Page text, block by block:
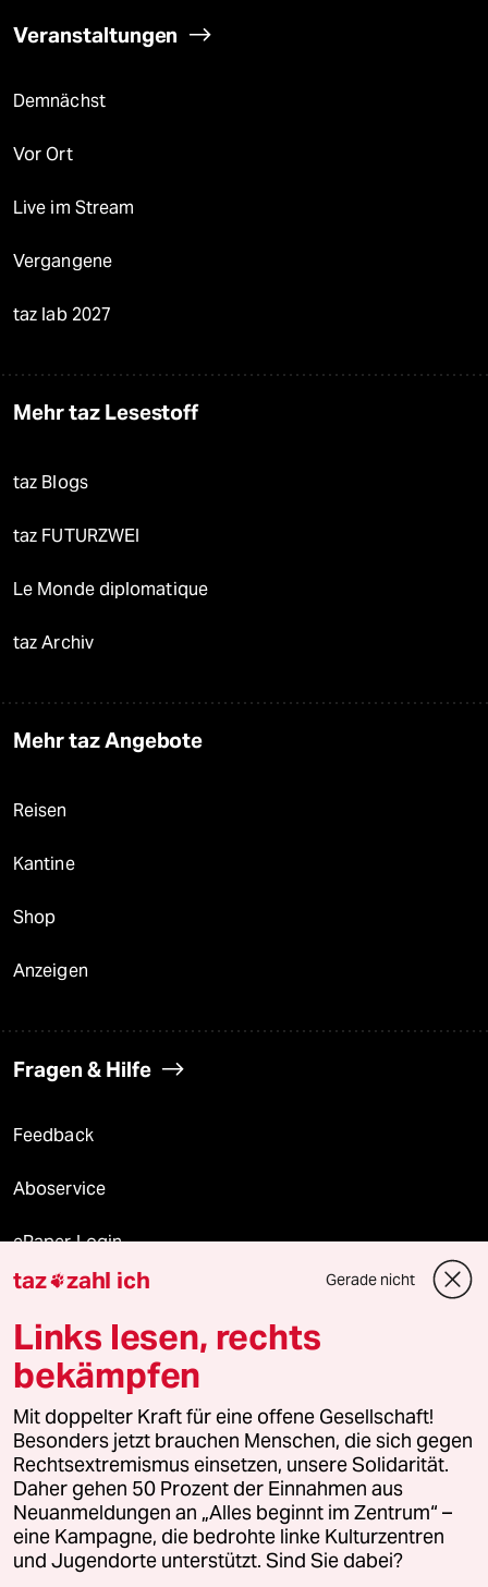
Veranstaltungen
Demnächst
Vor Ort
Live im Stream
Vergangene
taz lab 2027
Mehr taz Lesestoff
taz Blogs
taz FUTURZWEI
Le Monde diplomatique
taz Archiv
Mehr taz Angebote
Reisen
Kantine
Shop
Anzeigen
Fragen & Hilfe
Feedback
Aboservice
ePaper Login
Downloads für Abonnierende
© 2026 taz Verlags und Vertriebs GmbH
Alle Rechte vorbehalten. Bei rechtlichen Fragen oder für Genehmigungen
wenden Sie sich bitte an
lizenzen@taz.de
Feedback Redaktionsstatut Kommune-Richtlinien
Leitlinie Informant Datenschutz Impressum AGB
taz zahl ich Gerade nicht
Links lesen, rechts
bekämpfen
Mit doppelter Kraft für eine offene Gesellschaft!
Besonders jetzt brauchen Menschen, die sich gegen
Rechtsextremismus einsetzen, unsere Solidarität.
Daher gehen 50 Prozent der Einnahmen aus
Neuanmeldungen an „Alles beginnt im Zentrum“ –
eine Kampagne, die bedrohte linke Kulturzentren
und Jugendorte unterstützt. Sind Sie dabei?